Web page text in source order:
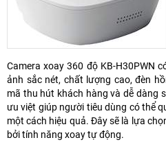
Camera xoay 360 độ KB-H30PWN
ảnh sắc nét, chất lượng cao, đèn
mã thu hút khách hàng và dễ dàng
ưu việt giúp người tiêu dùng có thể
một cách hiệu quả. Đây sẽ là lựa
bởi tính năng xoay tự động.